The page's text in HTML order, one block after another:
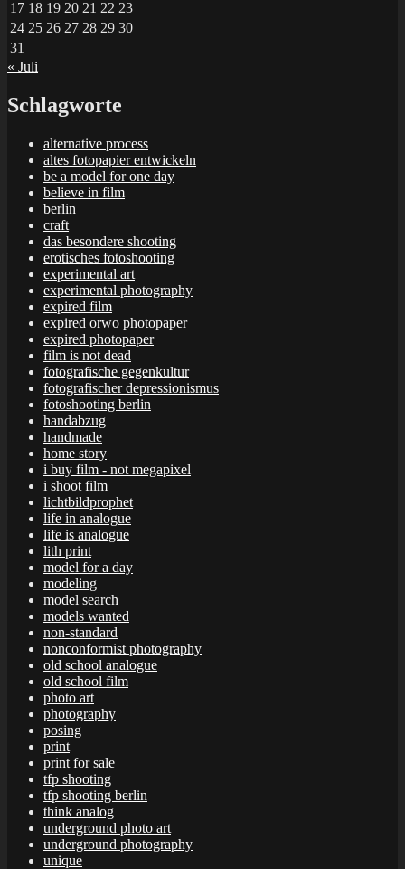
17 18 19 20 21 22 23
24 25 26 27 28 29 30
31
« Juli
Schlagworte
alternative process
altes fotopapier entwickeln
be a model for one day
believe in film
berlin
craft
das besondere shooting
erotisches fotoshooting
experimental art
experimental photography
expired film
expired orwo photopaper
expired photopaper
film is not dead
fotografische gegenkultur
fotografischer depressionismus
fotoshooting berlin
handabzug
handmade
home story
i buy film - not megapixel
i shoot film
lichtbildprophet
life in analogue
life is analogue
lith print
model for a day
modeling
model search
models wanted
non-standard
nonconformist photography
old school analogue
old school film
photo art
photography
posing
print
print for sale
tfp shooting
tfp shooting berlin
think analog
underground photo art
underground photography
unique